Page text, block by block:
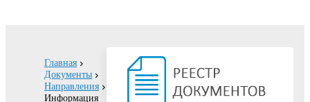
Главная
Документы
Направления
Информация